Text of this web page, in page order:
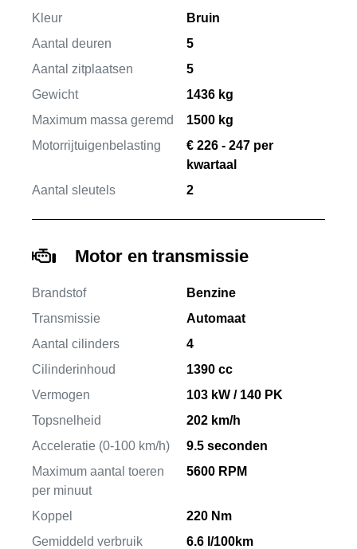
Kleur
Bruin
Aantal deuren
5
Aantal zitplaatsen
5
Gewicht
1436 kg
Maximum massa geremd
1500 kg
Motorrijtuigenbelasting
€ 226 - 247 per
kwartaal
Aantal sleutels
2
Motor en transmissie
Brandstof
Benzine
Transmissie
Automaat
Aantal cilinders
4
Cilinderinhoud
1390 cc
Vermogen
103 kW / 140 PK
Topsnelheid
202 km/h
Acceleratie (0-100 km/h)
9.5 seconden
Maximum aantal toeren
per minuut
5600 RPM
Koppel
220 Nm
Gemiddeld verbruik
6.6 l/100km